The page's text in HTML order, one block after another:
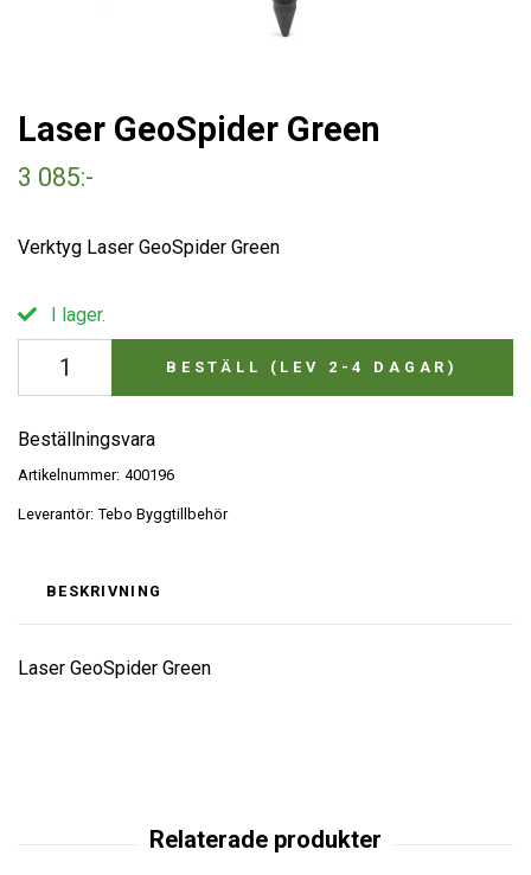
Laser GeoSpider Green
3 085:-
Verktyg Laser GeoSpider Green
I lager.
BESTÄLL (LEV 2-4 DAGAR)
Beställningsvara
Artikelnummer: 400196
Leverantör: Tebo Byggtillbehör
BESKRIVNING
Laser GeoSpider Green